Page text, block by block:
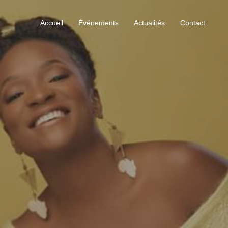
Accueil Événements Actualités Contact